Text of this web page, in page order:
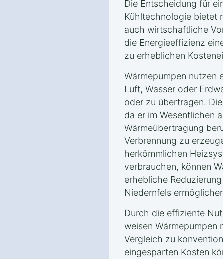
Die Entscheidung für
Kühltechnologie bietet
auch wirtschaftliche
die Energieeffizienz
zu erheblichen
Wärmepumpen nutzen
Luft, Wasser oder
oder zu übertragen.
da er im Wesentlichen
Wärmeübertragung
Verbrennung zu
herkömmlichen
verbrauchen, können
erhebliche
Niedernfels
Durch die effiziente
weisen Wärmepumpen
Vergleich zu
eingesparten Kosten